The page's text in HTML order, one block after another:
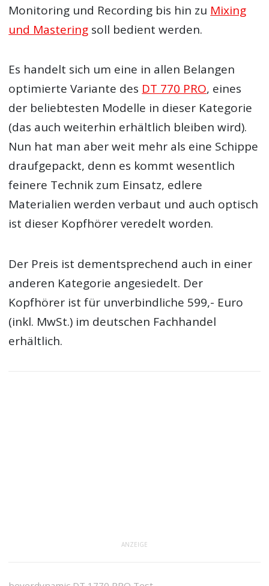
Monitoring und Recording bis hin zu Mixing
und Mastering soll bedient werden.
Es handelt sich um eine in allen Belangen
optimierte Variante des DT 770 PRO, eines
der beliebtesten Modelle in dieser Kategorie
(das auch weiterhin erhältlich bleiben wird).
Nun hat man aber weit mehr als eine Schippe
draufgepackt, denn es kommt wesentlich
feinere Technik zum Einsatz, edlere
Materialien werden verbaut und auch optisch
ist dieser Kopfhörer veredelt worden.
Der Preis ist dementsprechend auch in einer
anderen Kategorie angesiedelt. Der
Kopfhörer ist für unverbindliche 599,- Euro
(inkl. MwSt.) im deutschen Fachhandel
erhältlich.
ANZEIGE